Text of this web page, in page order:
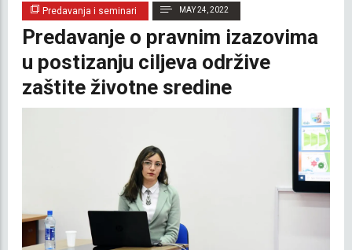
Predavanja i seminari MAY 24, 2022
Predavanje o pravnim izazovima
u postizanju ciljeva održive
zaštite životne sredine